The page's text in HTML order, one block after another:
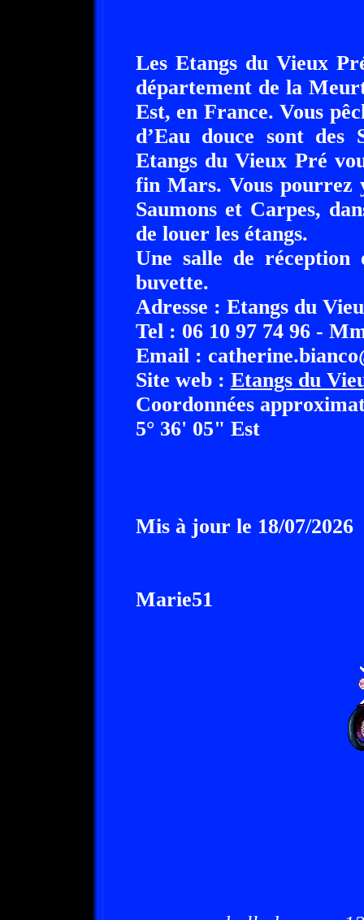
Les Etangs du Vieux
département de la
Est, en France. Vous
d’Eau douce sont des
Etangs du Vieux Pré
fin Mars. Vous pourrez
Saumons et Carpes,
de louer les étangs.
Une salle de réception
buvette.
Adresse : Etangs du
Tel : 06 10 97 74 96 -
Email :
Site web : Etangs du
Coordonnées
5° 36' 05" Est
Mis à jour le 18/07/2026
Marie51